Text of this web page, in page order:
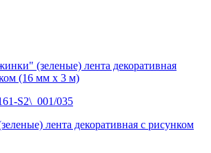
S2\_001/035
лента декоративная с рисунком